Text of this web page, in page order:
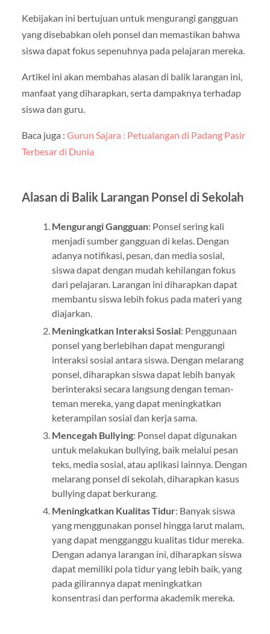
Kebijakan ini bertujuan untuk mengurangi gangguan
yang disebabkan oleh ponsel dan memastikan bahwa
siswa dapat fokus sepenuhnya pada pelajaran mereka.
Artikel ini akan membahas alasan di balik larangan ini,
manfaat yang diharapkan, serta dampaknya terhadap
siswa dan guru.
Baca juga : Gurun Sajara : Petualangan di Padang Pasir
Terbesar di Dunia
Alasan di Balik Larangan Ponsel di Sekolah
Mengurangi Gangguan: Ponsel sering kali
menjadi sumber gangguan di kelas. Dengan
adanya notifikasi, pesan, dan media sosial,
siswa dapat dengan mudah kehilangan fokus
dari pelajaran. Larangan ini diharapkan dapat
membantu siswa lebih fokus pada materi yang
diajarkan.
Meningkatkan Interaksi Sosial: Penggunaan
ponsel yang berlebihan dapat mengurangi
interaksi sosial antara siswa. Dengan melarang
ponsel, diharapkan siswa dapat lebih banyak
berinteraksi secara langsung dengan teman-
teman mereka, yang dapat meningkatkan
keterampilan sosial dan kerja sama.
Mencegah Bullying: Ponsel dapat digunakan
untuk melakukan bullying, baik melalui pesan
teks, media sosial, atau aplikasi lainnya. Dengan
melarang ponsel di sekolah, diharapkan kasus
bullying dapat berkurang.
Meningkatkan Kualitas Tidur: Banyak siswa
yang menggunakan ponsel hingga larut malam,
yang dapat mengganggu kualitas tidur mereka.
Dengan adanya larangan ini, diharapkan siswa
dapat memiliki pola tidur yang lebih baik, yang
pada gilirannya dapat meningkatkan
konsentrasi dan performa akademik mereka.